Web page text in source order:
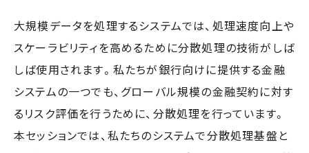
大規模データを処理するシステムでは、処理速度向上や
スケーラビリティを高めるために分散処理の技術がしば
しば使用されます。私たちが銀行向けに提供する金融
システムの一つでも、グローバル規模の金融契約に対す
るリスク評価を行うために、分散処理を行っています。
本セッションでは、私たちのシステムで分散処理基盤と